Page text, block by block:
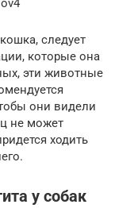
следует
которые она
эти животные
они видели
не может
ходить
у собак